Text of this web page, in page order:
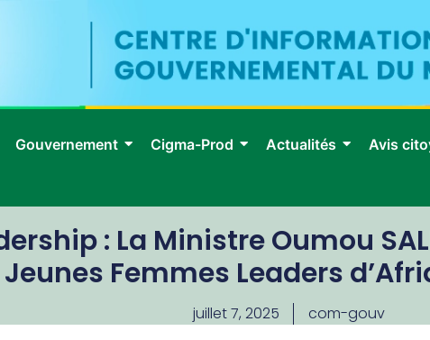
Gouvernement Cigma-Prod Actualités Avis
: La Ministre Oumou
Jeunes Femmes Leaders
juillet 7, 2025 com-gouv